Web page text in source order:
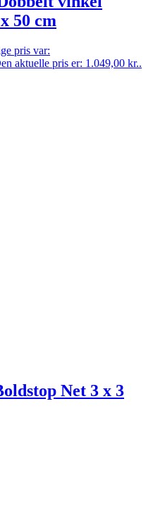
50 cm
pris var:
aktuelle pris er: 1.049,00 kr..
Net 3 x 3